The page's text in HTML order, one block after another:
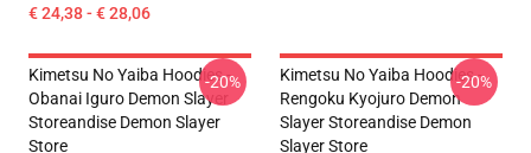
€ 24,38 - € 28,06
Kimetsu No Yaiba Hoodies -
Obanai Iguro Demon Slayer
Storeandise Demon Slayer
Store
-20%
Kimetsu No Yaiba Hoodies -
Rengoku Kyojuro Demon
Slayer Storeandise Demon
Slayer Store
-20%